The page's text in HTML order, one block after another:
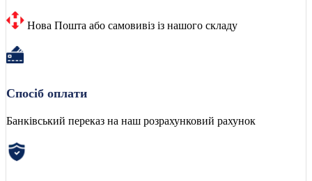
Нова Пошта або самовивіз із нашого складу
Спосіб оплати
Банківський переказ на наш розрахунковий рахунок